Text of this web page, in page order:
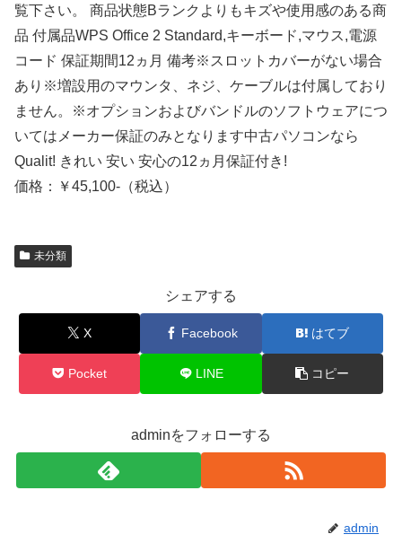
覧下さい。 商品状態Bランクよりもキズや使用感のある商
品 付属品WPS Office 2 Standard,キーボード,マウス,電源
コード 保証期間12ヵ月 備考※スロットカバーがない場合
あり※増設用のマウンタ、ネジ、ケーブルは付属しており
ません。※オプションおよびバンドルのソフトウェアにつ
いてはメーカー保証のみとなります中古パソコンなら
Qualit! きれい 安い 安心の12ヵ月保証付き!
価格：￥45,100-（税込）
未分類
シェアする
X Facebook はてブ
Pocket LINE コピー
adminをフォローする
admin